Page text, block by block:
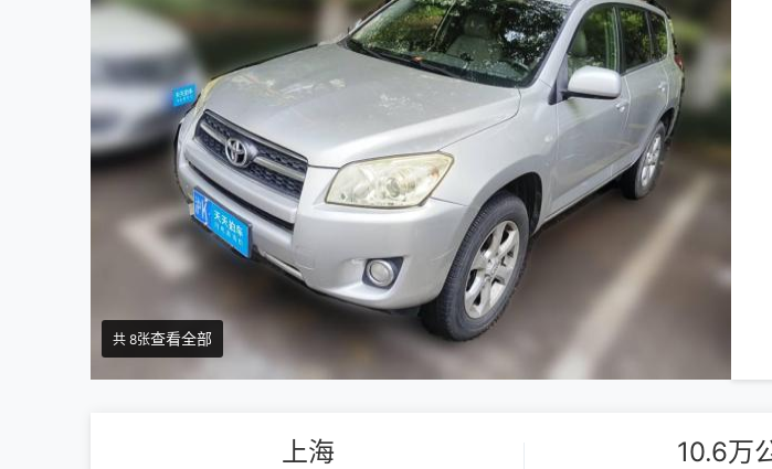
共 8张查看全部
上海 10.6万